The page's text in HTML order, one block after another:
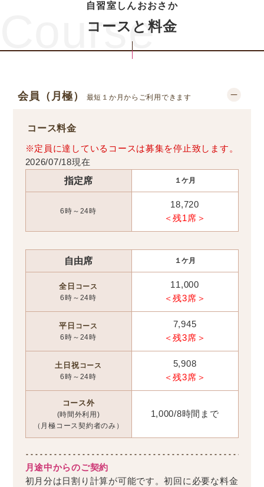
自習室しんおおさか
コースと料金
Course
会員（月極） 最短１か月からご利用できます
コース料金
※定員に達しているコースは募集を停止致します。
2026/07/18現在
指定席 １ケ月
6時～24時
18,720
＜残1席＞
自由席 １ケ月
全日 コース
6時～24時
11,000
＜残3席＞
平日 コース
6時～24時
7,945
＜残3席＞
土日祝コース
6時～24時
5,908
＜残3席＞
コース外
(時間外利用)
（月極コース契約者のみ）
1,000/8時間まで
月途中からのご契約
初月分は日割り計算が可能です。初回に必要な料金